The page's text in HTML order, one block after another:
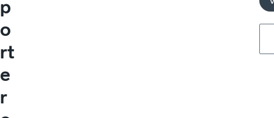
p
o
rt
e
r